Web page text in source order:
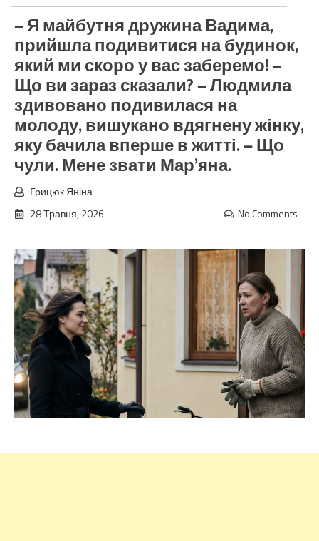
— Я майбутня дружина Вадима,
прийшла подивитися на будинок,
який ми скоро у вас заберемо! —
Що ви зараз сказали? — Людмила
здивовано подивилася на
молоду, вишукано вдягнену жінку,
яку бачила вперше в житті. — Що
чули. Мене звати Мар’яна.
Грицюк Яніна
28 Травня, 2026
No Comments